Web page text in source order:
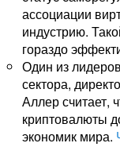
ассоциации
индустрию.
гораздо
Один из
сектора,
Аллер считает,
криптовалюты
экономик мира.